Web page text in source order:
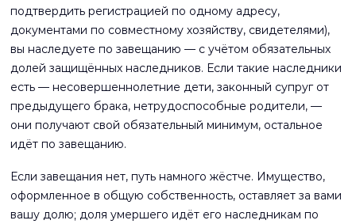
подтвердить регистрацией по одному адресу,
документами по совместному хозяйству, свидетелями),
вы наследуете по завещанию — с учётом обязательных
долей защищённых наследников. Если такие наследники
есть — несовершеннолетние дети, законный супруг от
предыдущего брака, нетрудоспособные родители, —
они получают свой обязательный минимум, остальное
идёт по завещанию.
Если завещания нет, путь намного жёстче. Имущество,
оформленное в общую собственность, оставляет за вами
вашу долю; доля умершего идёт его наследникам по